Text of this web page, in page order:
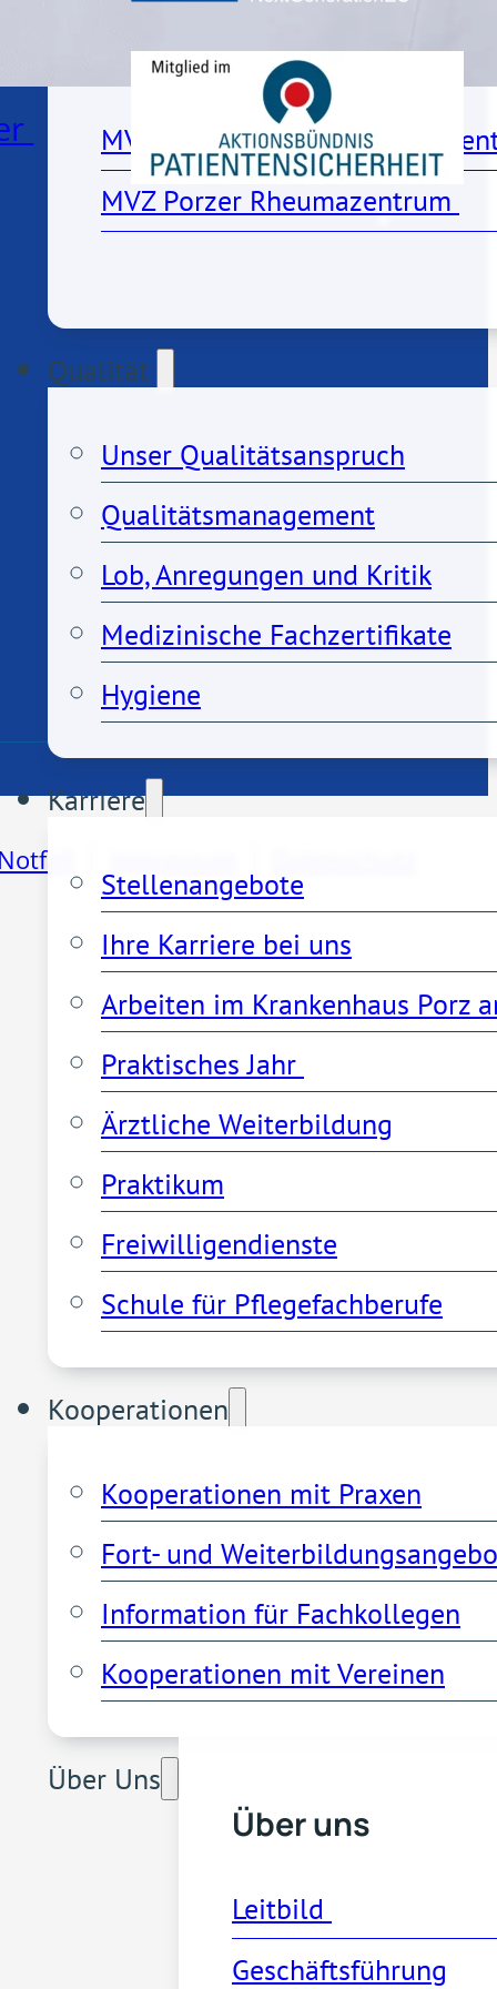
MVZs
MVZ Porzer Herz- und
MVZ Porzer Rheumazentrum
Qualität
Unser Qualitätsanspruch
Qualitätsmanagement
Lob, Anregungen und Kritik
Medizinische Fachzertifikate
Hygiene
Karriere
Stellenangebote
Ihre Karriere bei uns
Arbeiten im Krankenhaus Porz
Praktisches Jahr
Ärztliche Weiterbildung
Praktikum
Freiwilligendienste
Schule für Pflegefachberufe
Kooperationen
Kooperationen mit Praxen
Fort- und
Information für Fachkollegen
Kooperationen mit Vereinen
Über Uns
Über uns
Leitbild
Geschäftsführung
Notfall